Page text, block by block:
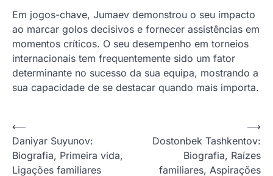
Em jogos-chave, Jumaev demonstrou o seu impacto
ao marcar golos decisivos e fornecer assistências em
momentos críticos. O seu desempenho em torneios
internacionais tem frequentemente sido um fator
determinante no sucesso da sua equipa, mostrando a
sua capacidade de se destacar quando mais importa.
P
o
s
⟵
Daniyar Suyunov:
Biografia, Primeira vida,
Ligações familiares
Dostonbek Tashkentov:
Biografia, Raízes
familiares, Aspirações
⟶